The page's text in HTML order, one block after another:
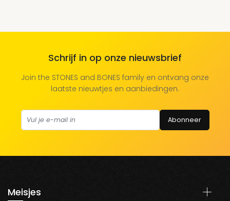
Schrijf in op onze nieuwsbrief
Join the STONES and BONES family en ontvang onze
laatste nieuwtjes en aanbiedingen.
Abonneer
Meisjes